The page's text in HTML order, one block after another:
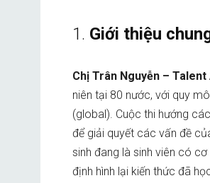
1. Giới thiệu
Chị Trân Nguyễn –
niên tại 80 nước, với quy
(global). Cuộc thi hướng
để giải quyết các vấn đề
sinh đang là sinh viên có
định hình lại kiến thức đã